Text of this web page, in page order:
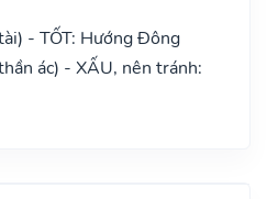
- TỐT: Hướng Đông
ác) - XẤU, nên tránh: